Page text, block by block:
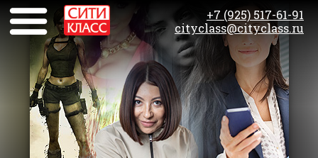
+7 (925) 517-61-91
cityclass@cityclass.ru